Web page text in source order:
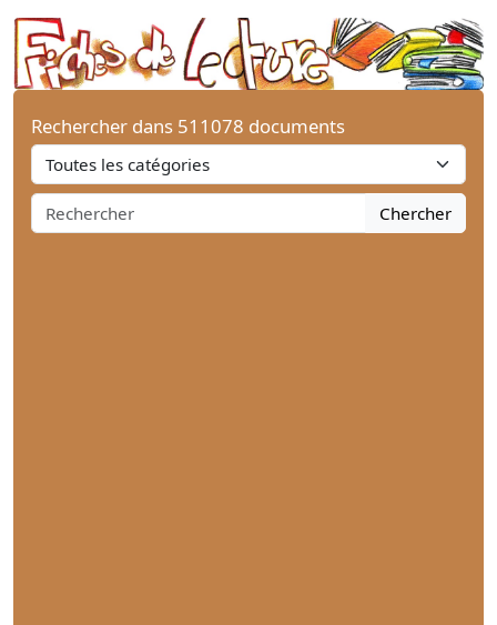
Rechercher dans 511078 documents
Chercher